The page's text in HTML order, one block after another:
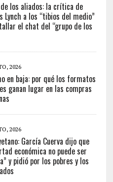
los aliados: la crítica de
Lynch a los “tibios del medio”
el chat del “grupo de los
2026
en baja: por qué los formatos
ganan lugar en las compras
2026
García Cuerva dijo que
económica no puede ser
y pidió por los pobres y los